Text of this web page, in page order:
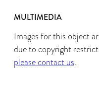
MULTIMEDIA
Images for this object
due to copyright
please contact us.